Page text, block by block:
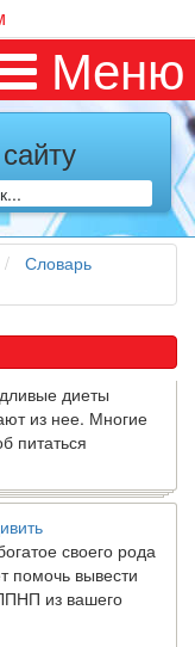
Меню
Словарь
меры
все время дома),
Вы
диету
из нее. Многие
питаться
своего рода
помочь вывести
из вашего